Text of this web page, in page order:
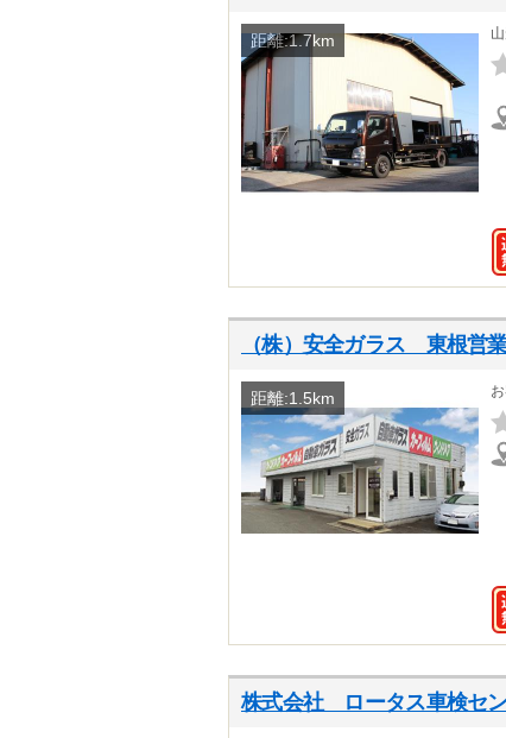
距離:1.7km
（株）安全ガラス 東根営
距離:1.5km
株式会社 ロータス車検セ